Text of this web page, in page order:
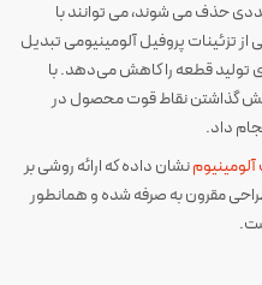
حذف می شوند، می توانند با
تزئینات پروفیل آلومینیومی تبدیل
تولید قطعه را کاهش می‌دهد. با
گذاشتن نقاط قوت محصول در
داد.
نشان داده که ارائه روشی بر
مقرون به صرفه شده و همانطور